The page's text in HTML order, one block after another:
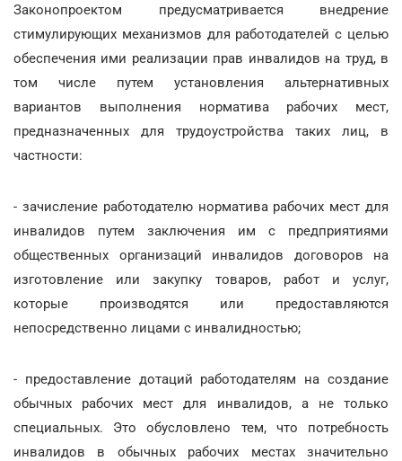
Законопроектом предусматривается внедрение
стимулирующих механизмов для работодателей с целью
обеспечения ими реализации прав инвалидов на труд, в
том числе путем установления альтернативных
вариантов выполнения норматива рабочих мест,
предназначенных для трудоустройства таких лиц, в
частности:
- зачисление работодателю норматива рабочих мест для
инвалидов путем заключения им с предприятиями
общественных организаций инвалидов договоров на
изготовление или закупку товаров, работ и услуг,
которые производятся или предоставляются
непосредственно лицами с инвалидностью;
- предоставление дотаций работодателям на создание
обычных рабочих мест для инвалидов, а не только
специальных. Это обусловлено тем, что потребность
инвалидов в обычных рабочих местах значительно